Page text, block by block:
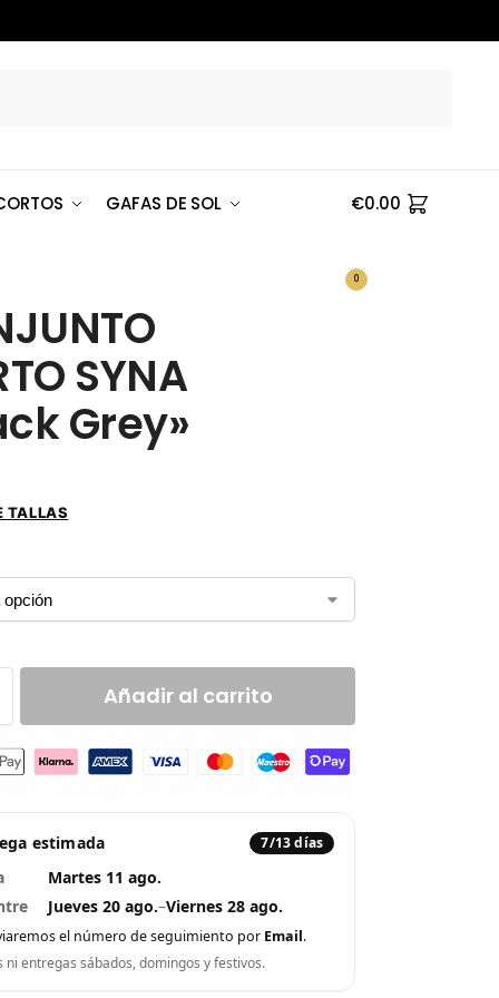
GAFAS DE SOL €0.00
0
SYNA
Grey»
TALLAS
Añadir al carrito
estimada 7/13 días
Martes 11 ago.
Jueves 20 ago.–Viernes 28 ago.
el número de seguimiento por Email.
ni entregas sábados, domingos y festivos.